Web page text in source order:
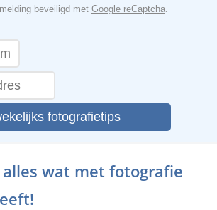
beveiligd met Google reCaptcha.
fotografietips
wat met fotografie